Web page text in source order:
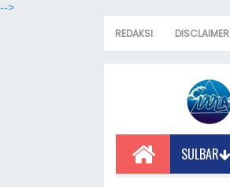
-->
REDAKSI DISCLAIMER
SULBAR